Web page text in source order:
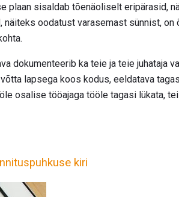
plaan sisaldab tõenäoliselt eripärasid,
näiteks oodatust varasemast sünnist,
dokumenteerib ka teie ja teie juhataja
lapsega koos kodus, eeldatava
osalise tööajaga tööle tagasi lükata,
kiri